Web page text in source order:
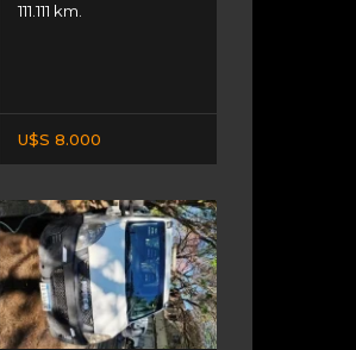
111.111 km.
U$S 8.000